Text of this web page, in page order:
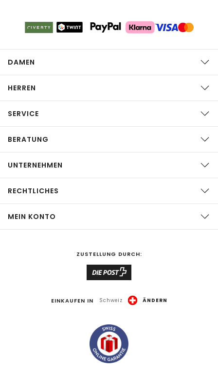
DAMEN
HERREN
SERVICE
BERATUNG
UNTERNEHMEN
RECHTLICHES
MEIN KONTO
ZUSTELLUNG DURCH:
EINKAUFEN IN Schweiz ÄNDERN